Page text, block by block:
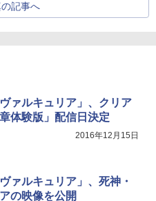
記事へ
ァルキュリア」、クリア
体験版」配信日決定
2016年12月15日
ァルキュリア」、死神・
の映像を公開